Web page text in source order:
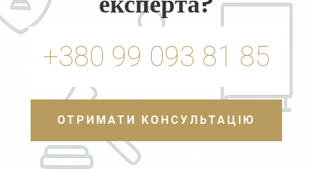
+380 99 093 81 85
ОТРИМАТИ КОНСУЛЬТАЦІЮ